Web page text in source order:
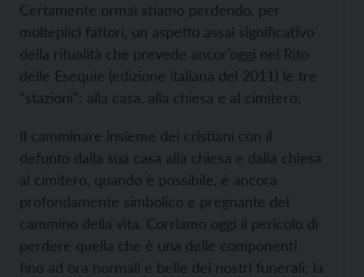
Certamente ormai stiamo perdendo, per
molteplici fattori, un aspetto assai significativo
della ritualità che prevede ancor’oggi nel Rito
delle Esequie (edizione italiana del 2011) le tre
“stazioni”: alla casa, alla chiesa e al cimitero.
Il camminare insieme dei cristiani con il
defunto dalla sua casa alla chiesa e dalla chiesa
al cimitero, quando è possibile, è ancora
profondamente simbolico e pregnante del
cammino della vita. Corriamo oggi il pericolo di
perdere quella che è una delle componenti
fino ad ora normali e belle dei nostri funerali: la